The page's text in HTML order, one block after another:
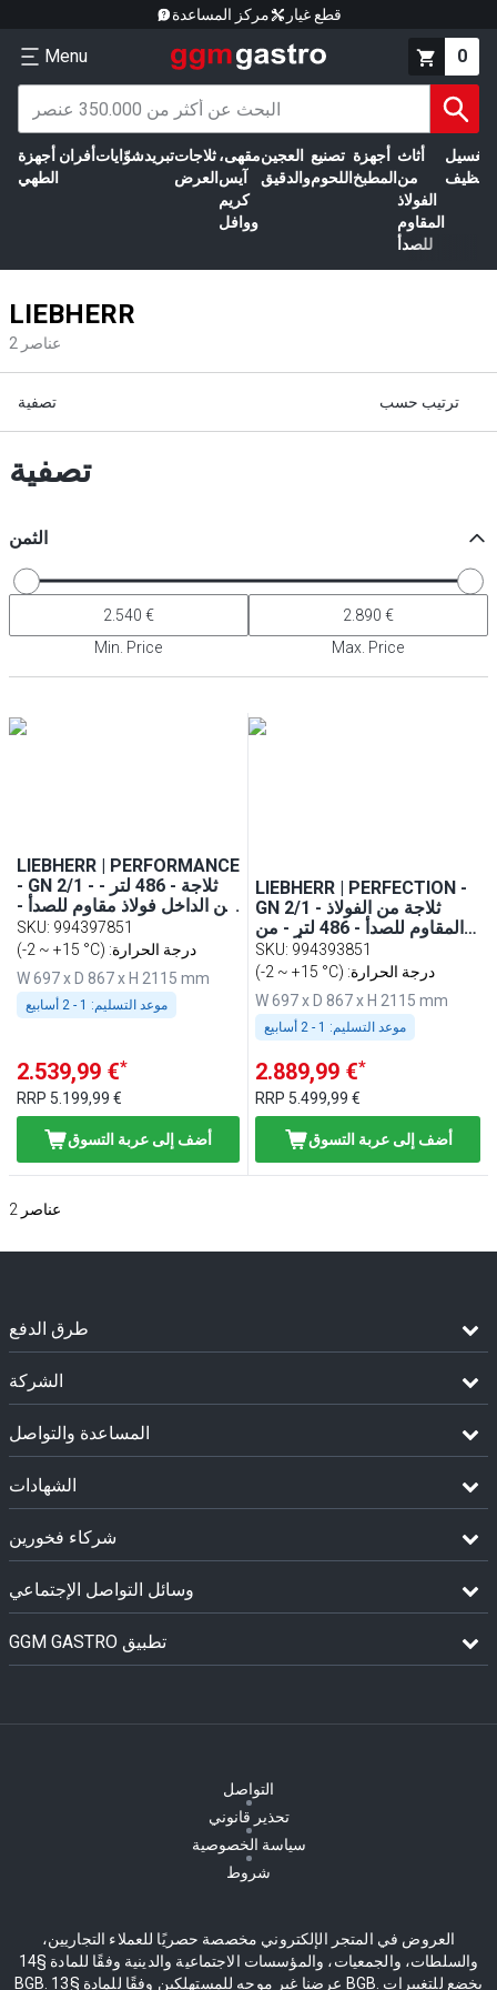
مركز المساعدة قطع غيار
Menu 0
أجهزة
الطهي
أفران شوّاياتتبريدثلاجات
العرض
مقهى،
آيس
كريم
ووافل
العجين
والدقيق
تصنيع
اللحوم
أجهزة
المطبخ
أثاث
من
الفولاذ
المقاوم
للصدأ
الغسيل
LIEBHERR
2 عناصر
تصفية ترتيب حسب
تصفية
الثمن
Min. Price Max. Price
LIEBHERR | PERFORMANCE
- GN 2/1 - ثلاجة - 486 لتر -
من الداخل فولاذ مقاوم للصدأ -
باب واحد
SKU: 994397851
(-2 ~ +15 °C) :درجة الحرارة
W 697 x D 867 x H 2115 mm
موعد التسليم:
2.539,99 €*
RRP 5.199,99 €
أضف إلى عربة التسوق
LIEBHERR | PERFECTION -
GN 2/1 - ثلاجة من الفولاذ
المقاوم للصدأ - 486 لتر - من
الداخل فولاذ مقاوم للصدأ - باب
واحد مع واي فاي
SKU: 994393851
(-2 ~ +15 °C) :درجة الحرارة
W 697 x D 867 x H 2115 mm
موعد التسليم:
2.889,99 €*
RRP 5.499,99 €
أضف إلى عربة التسوق
2 عناصر
طرق الدفع
الشركة
المساعدة والتواصل
الشهادات
شركاء فخورين
وسائل التواصل الإجتماعي
GGM GASTRO تطبيق
التواصل
تحذير قانوني
سياسة الخصوصية
شروط
العروض في المتجر الإلكتروني مخصصة حصريًا للعملاء التجاريين،
والسلطات، والجمعيات، والمؤسسات الاجتماعية والدينية وفقًا للمادة §14
BGB. عرضنا غير موجه للمستهلكين وفقًا للمادة §13 BGB. يخضع للتغييرات